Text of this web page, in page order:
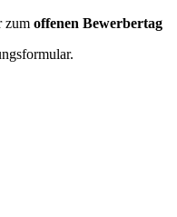
zum offenen Bewerbertag